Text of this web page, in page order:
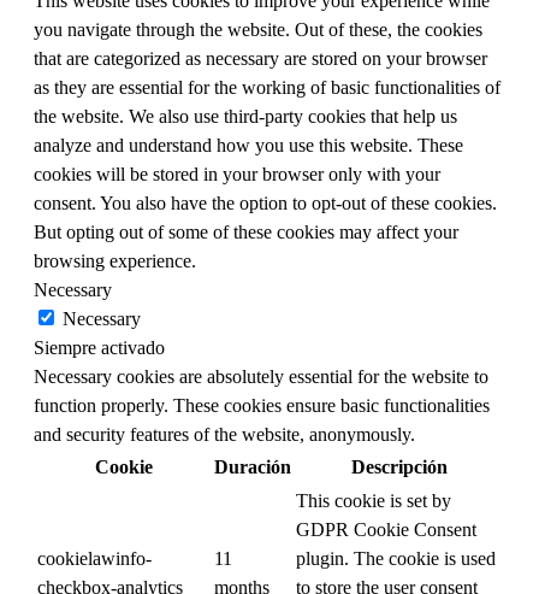
you navigate through the website. Out of these, the cookies
that are categorized as necessary are stored on your browser
as they are essential for the working of basic functionalities of
the website. We also use third-party cookies that help us
analyze and understand how you use this website. These
cookies will be stored in your browser only with your
consent. You also have the option to opt-out of these cookies.
But opting out of some of these cookies may affect your
browsing experience.
Necessary
Necessary
Siempre activado
Necessary cookies are absolutely essential for the website to
function properly. These cookies ensure basic functionalities
and security features of the website, anonymously.
Cookie
Duración Descripción
cookielawinfo-
checkbox-analytics
11
months
This cookie is set by
GDPR Cookie Consent
plugin. The cookie is used
to store the user consent